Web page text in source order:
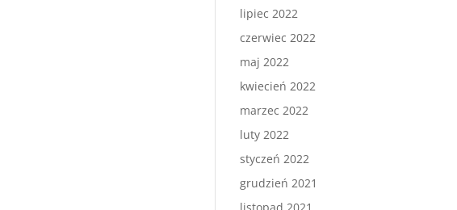
lipiec 2022
czerwiec 2022
maj 2022
kwiecień 2022
marzec 2022
luty 2022
styczeń 2022
grudzień 2021